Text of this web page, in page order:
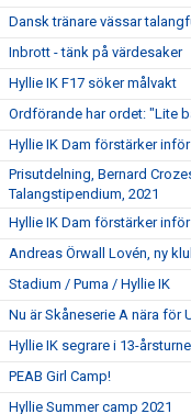
Dansk tränare vässar
Inbrott - tänk på värdesaker
Hyllie IK F17 söker målvakt
Ordförande har ordet: "Lite
Hyllie IK Dam förstärker
Prisutdelning, Bernard
Talangstipendium, 2021
Hyllie IK Dam förstärker
Andreas Örwall Lovén, ny
Stadium / Puma / Hyllie IK
Nu är Skåneserie A nära för
Hyllie IK segrare i 13-
PEAB Girl Camp!
Hyllie Summer camp 2021